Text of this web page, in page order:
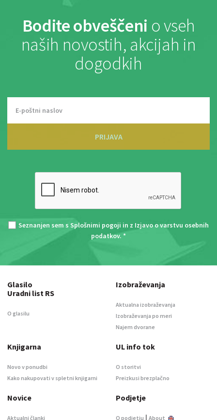
Bodite obveščeni o vseh
naših novostih, akcijah in
dogodkih
PRIJAVA
Seznanjen sem s Splošnimi pogoji in z Izjavo o varstvu osebnih
podatkov. *
Glasilo
Uradni list RS
O glasilu
Izobraževanja
Aktualna izobraževanja
Izobraževanja po meri
Najem dvorane
Knjigarna
Novo v ponudbi
Kako nakupovati v spletni knjigarni
UL info tok
O storitvi
Preizkusi brezplačno
Novice
Aktualni članki
Podjetje
O podjetju | About